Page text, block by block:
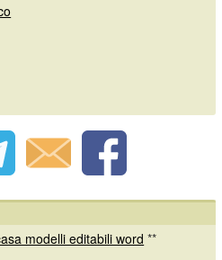
modelli editabili word **